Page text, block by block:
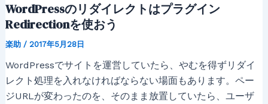
WordPressのリダイレクトはプラグイン
Redirectionを使おう
楽助 / 2017年5月28日
WordPressでサイトを運営していたら、やむを得ずリダイ
レクト処理を入れなければならない場面もあります。ペー
ジURLが変わったのを、そのまま放置していたら、ユーザ